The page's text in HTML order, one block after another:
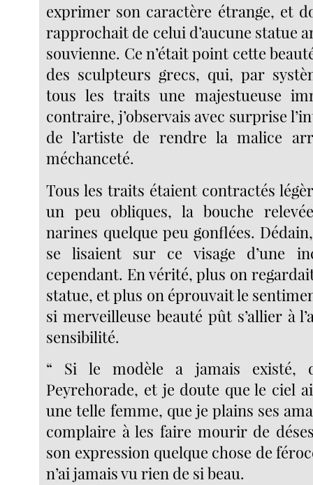
exprimer son caractère étrange, et
rapprochait de celui d’aucune statue
souvienne. Ce n’était point cette
des sculpteurs grecs, qui, par
tous les traits une majestueuse
contraire, j’observais avec surprise
de l’artiste de rendre la malice
méchanceté.
Tous les traits étaient contractés
un peu obliques, la bouche
narines quelque peu gonflées.
se lisaient sur ce visage d’une
cependant. En vérité, plus on
statue, et plus on éprouvait le
si merveilleuse beauté pût s’allier à
sensibilité.
“ Si le modèle a jamais existé,
Peyrehorade, et je doute que le ciel
une telle femme, que je plains ses
complaire à les faire mourir de
son expression quelque chose de
n’ai jamais vu rien de si beau.